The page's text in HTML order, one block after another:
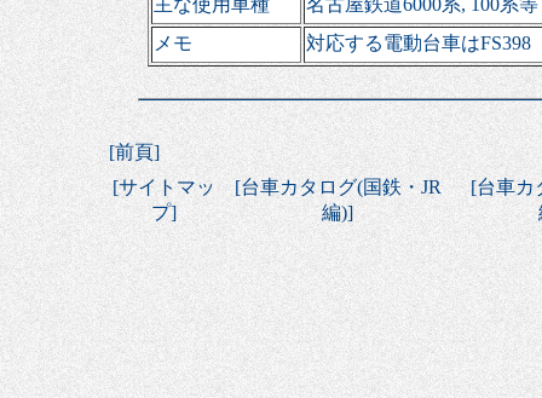
主な使用車種
名古屋鉄道6000系, 100系等
メモ
対応する電動台車はFS398
[前頁]
[サイトマッ
プ]
[台車カタログ(国鉄・JR
編)]
[台車カ